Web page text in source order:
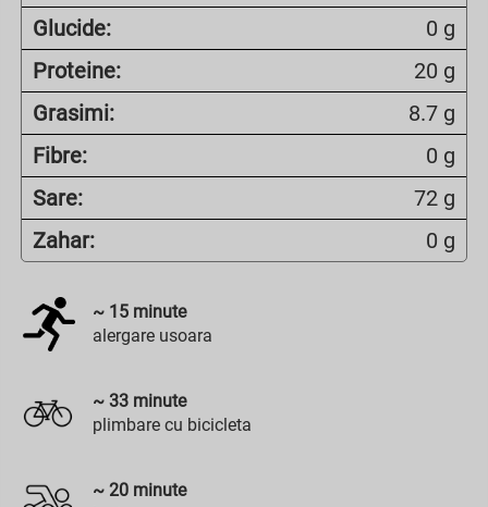
Glucide:
0 g
Proteine:
20 g
Grasimi:
8.7 g
Fibre:
0 g
Sare:
72 g
Zahar:
0 g
~ 15 minute
alergare usoara
~ 33 minute
plimbare cu bicicleta
~ 20 minute